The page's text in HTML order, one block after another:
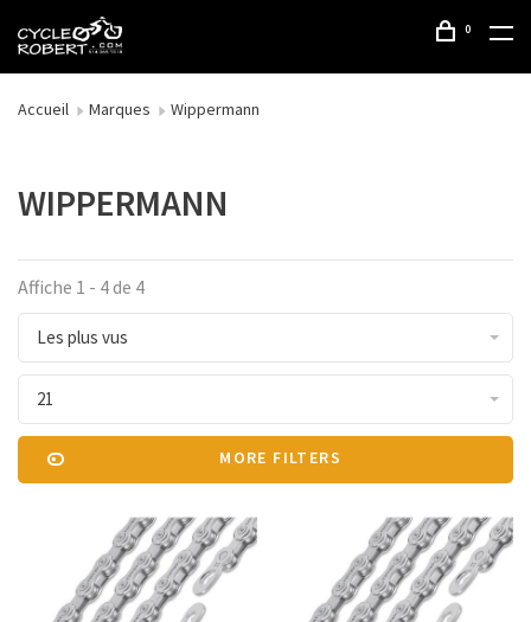
0
Accueil Marques Wippermann
WIPPERMANN
Affiche 1 - 4 de 4
Les plus vus
21
MORE FILTERS